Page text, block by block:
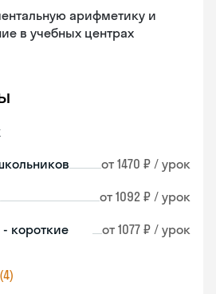
арифметику и
в учебных центрах
от 1470 ₽ / урок
от 1092 ₽ / урок
короткие
от 1077 ₽ / урок